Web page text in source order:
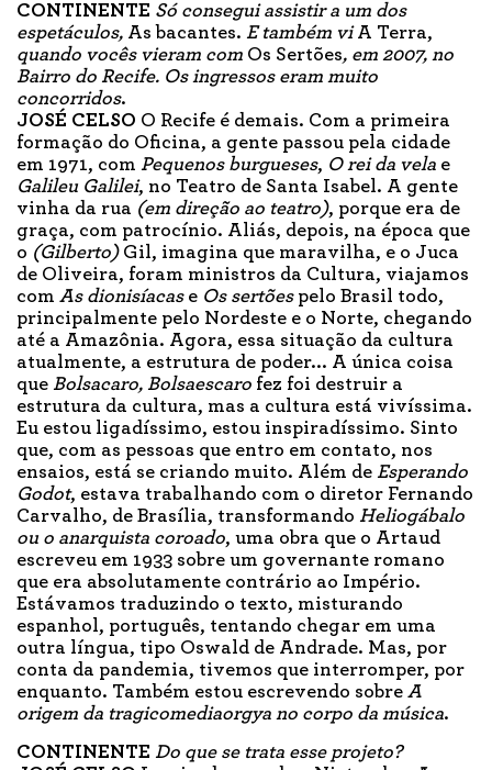
CONTINENTE Só consegui assistir a um dos
espetáculos, As bacantes. E também viA Terra,
quando vocês vieram com Os Sertões, em 2007, no
Bairro do Recife. Os ingressos eram muito
concorridos.
JOSÉ CELSO O Recife é demais. Com a primeira
formação do Oficina, a gente passou pela cidade
em 1971, com Pequenos burgueses, O rei da vela e
Galileu Galilei, no Teatro de Santa Isabel. A gente
vinha da rua (em direção ao teatro), porque era de
graça, com patrocínio. Aliás, depois, na época que
o (Gilberto)Gil, imagina que maravilha, e o Juca
de Oliveira, foram ministros da Cultura, viajamos
com As dionisíacase Os sertõespelo Brasil todo,
principalmente pelo Nordeste e o Norte, chegando
até a Amazônia. Agora, essa situação da cultura
atualmente, a estrutura de poder... A única coisa
que Bolsacaro, Bolsaescaro fez foi destruir a
estrutura da cultura, mas a cultura está vivíssima.
Eu estou ligadíssimo, estou inspiradíssimo. Sinto
que, com as pessoas que entro em contato, nos
ensaios, está se criando muito. Além de Esperando
Godot, estava trabalhando com o diretor Fernando
Carvalho, de Brasília, transformando Heliogábalo
ou o anarquista coroado, uma obra que o Artaud
escreveu em 1933 sobre um governante romano
que era absolutamente contrário ao Império.
Estávamos traduzindo o texto, misturando
espanhol, português, tentando chegar em uma
outra língua, tipo Oswald de Andrade. Mas, por
conta da pandemia, tivemos que interromper, por
enquanto. Também estou escrevendo sobre A
origem da tragicomediaorgya no corpo da música.
CONTINENTE Do que se trata esse projeto?